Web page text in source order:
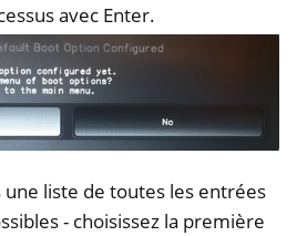
avec Enter.
une liste de toutes les entrées
- choisissez la première